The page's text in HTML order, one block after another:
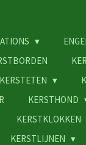
KERSTETEN
KERSTHOND
KERSTKLOKKEN
KERSTLIJNEN